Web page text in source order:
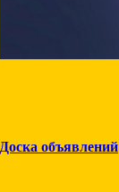
Доска объявлений